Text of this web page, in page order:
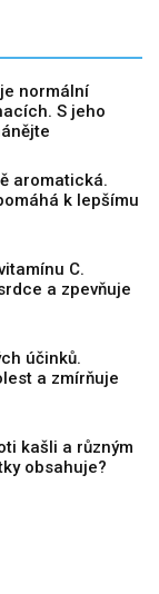
normální
S jeho
aromatická.
k lepšímu
C.
a zpevňuje
účinků.
a zmírňuje
kašli a různým
obsahuje?